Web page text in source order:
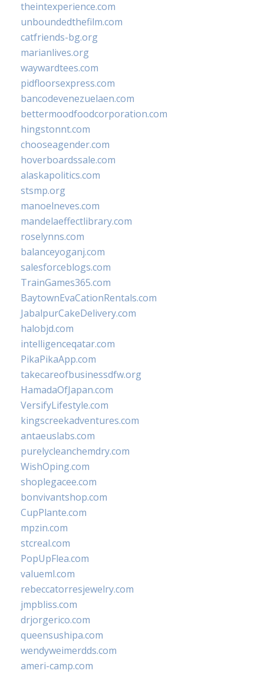
theintexperience.com
unboundedthefilm.com
catfriends-bg.org
marianlives.org
waywardtees.com
pidfloorsexpress.com
bancodevenezuelaen.com
bettermoodfoodcorporation.com
hingstonnt.com
chooseagender.com
hoverboardssale.com
alaskapolitics.com
stsmp.org
manoelneves.com
mandelaeffectlibrary.com
roselynns.com
balanceyoganj.com
salesforceblogs.com
TrainGames365.com
BaytownEvaCationRentals.com
JabalpurCakeDelivery.com
halobjd.com
intelligenceqatar.com
PikaPikaApp.com
takecareofbusinessdfw.org
HamadaOfJapan.com
VersifyLifestyle.com
kingscreekadventures.com
antaeuslabs.com
purelycleanchemdry.com
WishOping.com
shoplegacee.com
bonvivantshop.com
CupPlante.com
mpzin.com
stcreal.com
PopUpFlea.com
valueml.com
rebeccatorresjewelry.com
jmpbliss.com
drjorgerico.com
queensushipa.com
wendyweimerdds.com
ameri-camp.com